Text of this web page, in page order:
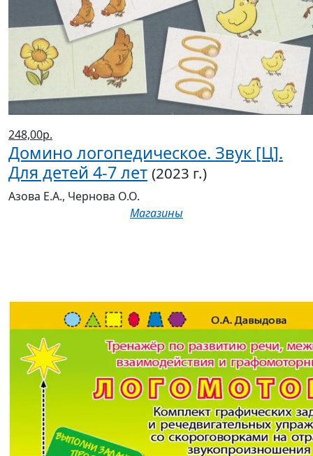
248,00р.
Домино логопедическое. Звук [Ц].
Для детей 4-7 лет (2023 г.)
Азова Е.А., Чернова О.О.
Магазины